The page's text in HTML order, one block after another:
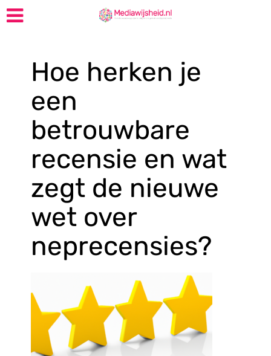
Hoe herken je
een
betrouwbare
recensie en wat
zegt de nieuwe
wet over
neprecensies?